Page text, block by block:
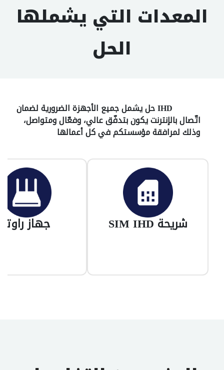
المعدات التي يشملها
الحل
IHD حل يشمل جميع الأجهزة الضرورية لضمان
اتّصال بالإنترنت يكون بتدفّق عالي، وفعّال ومتواصل،
وذلك لمرافقة مؤسستكم في كل أعمالها
شريحة SIM IHD جهاز راوتر